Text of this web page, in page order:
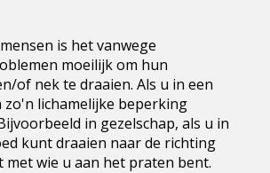
is het vanwege
moeilijk om hun
of nek te draaien. Als u in een
lichamelijke beperking
in gezelschap, als u in
kunt draaien naar de richting
met wie u aan het praten bent.